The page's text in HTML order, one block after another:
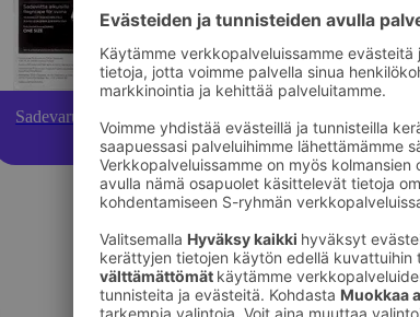
Sadevarusteet